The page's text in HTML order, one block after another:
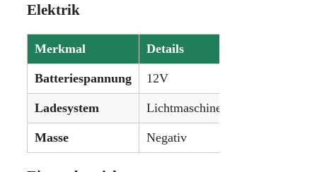
Elektrik
Merkmal Details
Batteriespannung 12V
Ladesystem Lichtmaschine
Masse Negativ